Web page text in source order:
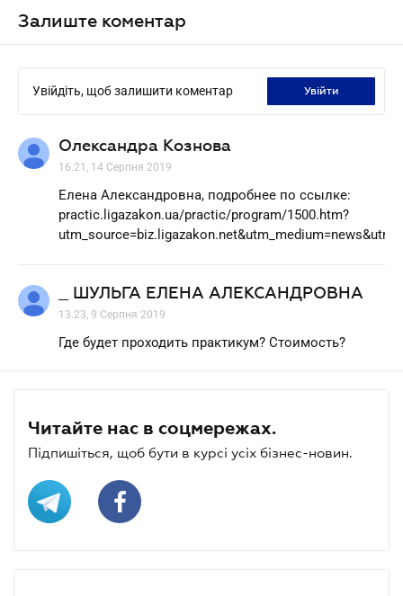
Залиште коментар
Увійдіть, щоб залишити коментар увійти
Олександра Кознова
16.21, 14 Серпня 2019
Елена Александровна, подробнее по ссылке:
practic.ligazakon.ua/practic/program/1500.htm?
_ ШУЛЬГА ЕЛЕНА АЛЕКСАНДРОВНА
13.23, 9 Серпня 2019
Где будет проходить практикум? Стоимость?
Читайте нас в соцмережах.
Підпишіться, щоб бути в курсі усіх бізнес-новин.